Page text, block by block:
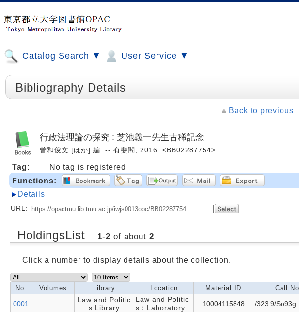
Catalog Search ▼ User Service ▼
Bibliography Details
Back to previous
行政法理論の探究 : 芝池義一先生古稀記念
曽和俊文 [ほか] 編. -- 有斐閣, 2016. <BB02287754>
Tag:
No tag is registered
Functions:
Details
URL:
HoldingsList 1-2 of about 2
Click a number to display details about the collection.
No. Volumes Library Location Material ID Call No
0001
Law and Politic
s Library
Law and Politic
s：Laboratory
10004115848 /323.9/So93g